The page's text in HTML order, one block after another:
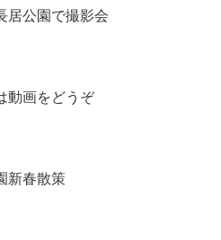
居公園で撮影会
動画をどうぞ
新春散策